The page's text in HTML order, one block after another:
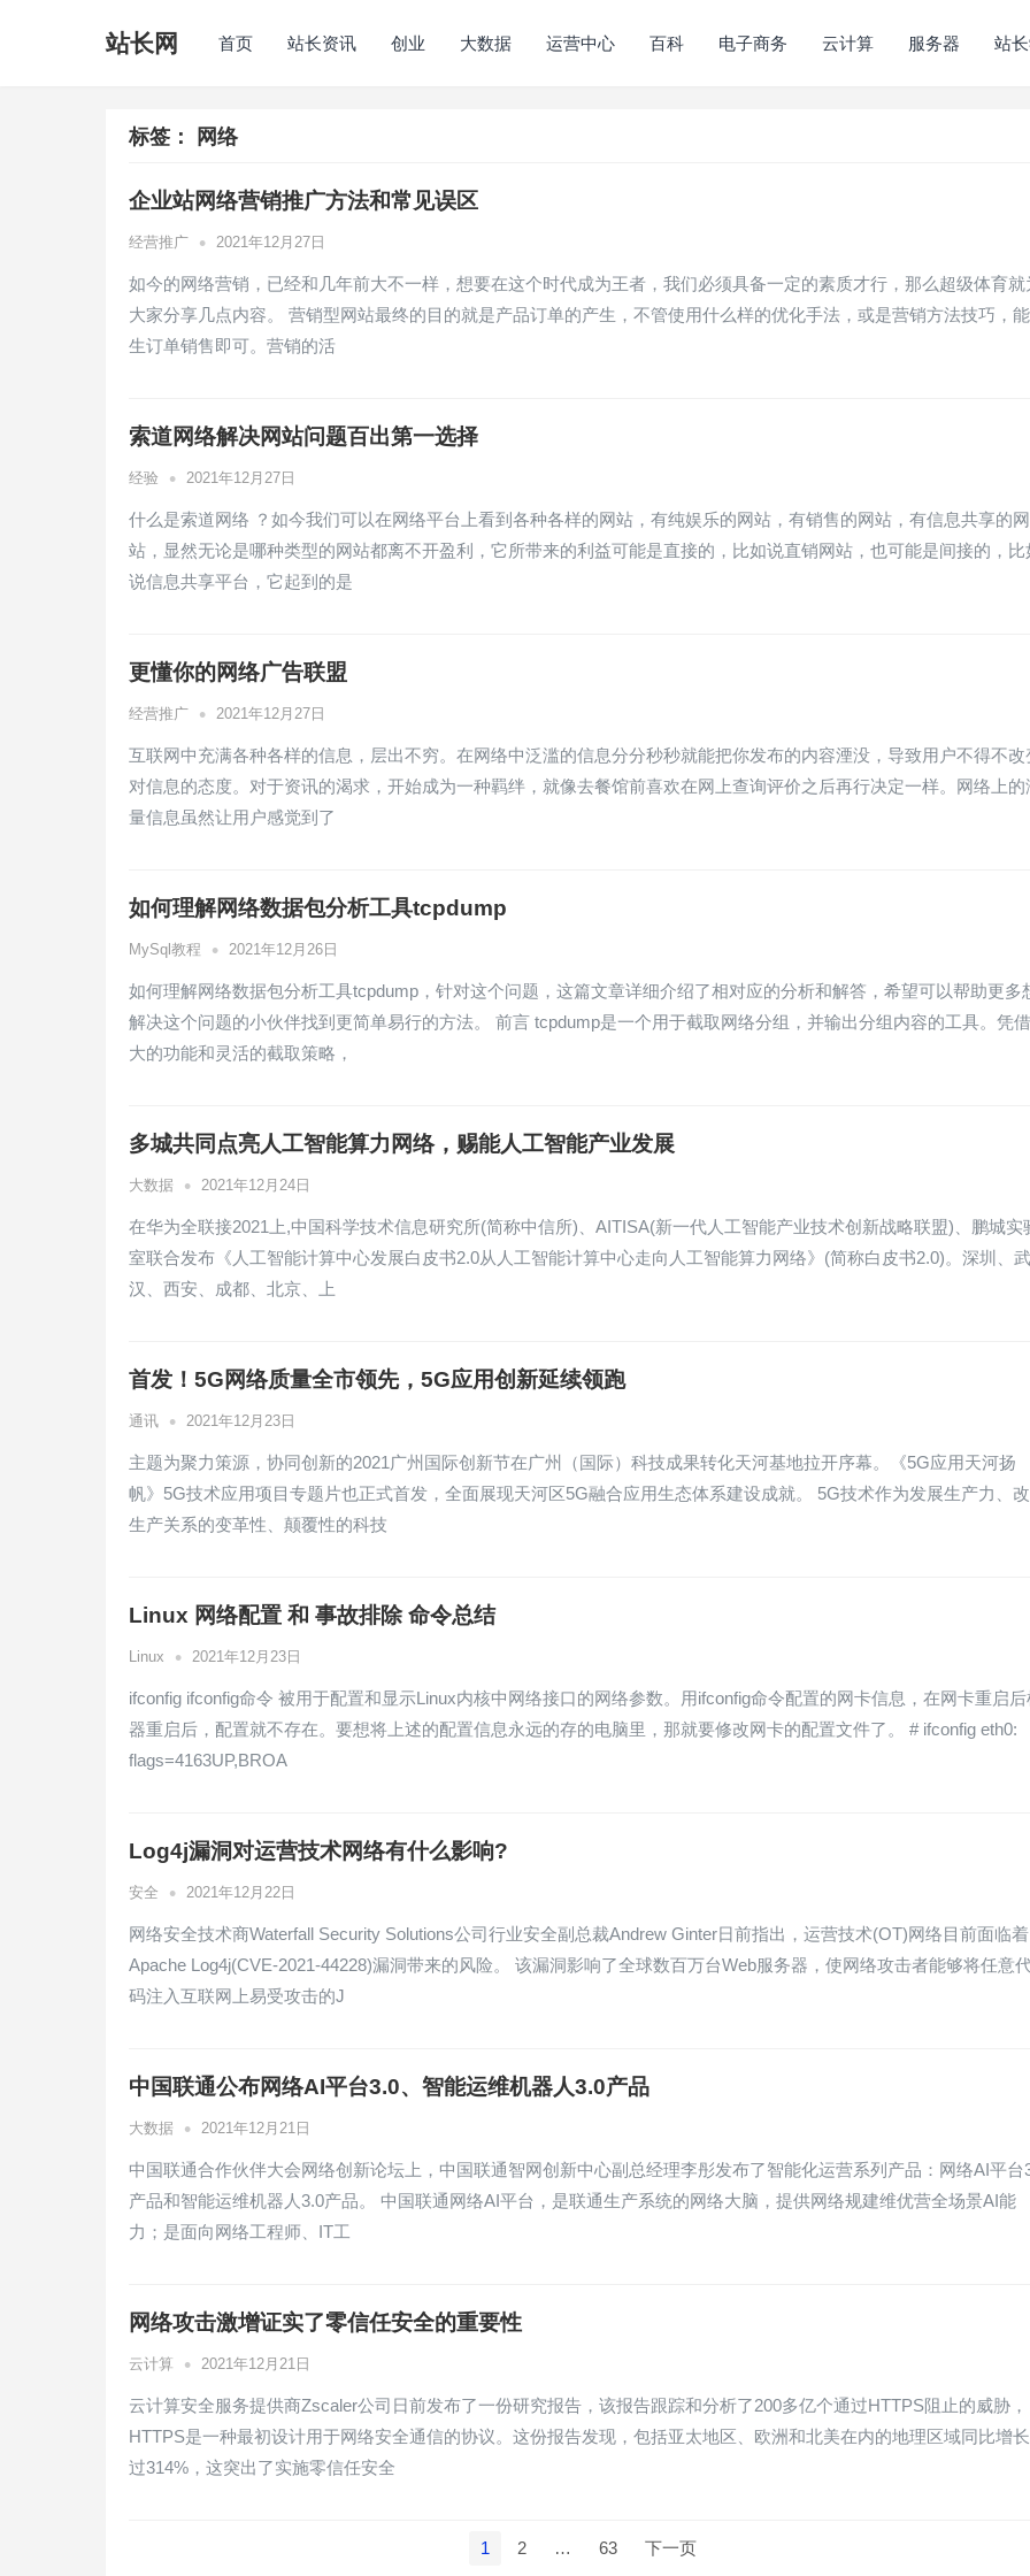
站长网 首页 站长资讯 创业 大数据 运营中心 百科 电子商务 云计算 服务器 站
标签： 网络
企业站网络营销推广方法和常见误区
经营推广 • 2021年12月27日
如今的网络营销，已经和几年前大不一样，想要在这个时代成为王者，我们必须具备一定的素质才行，那么超级体育就
大家分享几点内容。 营销型网站最终的目的就是产品订单的产生，不管使用什么样的优化手法，或是营销方法技巧，
生订单销售即可。营销的活
索道网络解决网站问题百出第一选择
经验 • 2021年12月27日
什么是索道网络 ？如今我们可以在网络平台上看到各种各样的网站，有纯娱乐的网站，有销售的网站，有信息共享的网
站，显然无论是哪种类型的网站都离不开盈利，它所带来的利益可能是直接的，比如说直销网站，也可能是间接的，比
说信息共享平台，它起到的是
更懂你的网络广告联盟
经营推广 • 2021年12月27日
互联网中充满各种各样的信息，层出不穷。在网络中泛滥的信息分分秒秒就能把你发布的内容湮没，导致用户不得不改
对信息的态度。对于资讯的渴求，开始成为一种羁绊，就像去餐馆前喜欢在网上查询评价之后再行决定一样。网络上的
量信息虽然让用户感觉到了
如何理解网络数据包分析工具tcpdump
MySql教程 • 2021年12月26日
如何理解网络数据包分析工具tcpdump，针对这个问题，这篇文章详细介绍了相对应的分析和解答，希望可以帮助更多
解决这个问题的小伙伴找到更简单易行的方法。 前言 tcpdump是一个用于截取网络分组，并输出分组内容的工具。凭
大的功能和灵活的截取策略，
多城共同点亮人工智能算力网络，赐能人工智能产业发展
大数据 • 2021年12月24日
在华为全联接2021上,中国科学技术信息研究所(简称中信所)、AITISA(新一代人工智能产业技术创新战略联盟)、鹏城实
室联合发布《人工智能计算中心发展白皮书2.0从人工智能计算中心走向人工智能算力网络》(简称白皮书2.0)。深圳、武
汉、西安、成都、北京、上
首发！5G网络质量全市领先，5G应用创新延续领跑
通讯 • 2021年12月23日
主题为聚力策源，协同创新的2021广州国际创新节在广州（国际）科技成果转化天河基地拉开序幕。《5G应用天河扬
帆》5G技术应用项目专题片也正式首发，全面展现天河区5G融合应用生态体系建设成就。 5G技术作为发展生产力、
生产关系的变革性、颠覆性的科技
Linux 网络配置 和 事故排除 命令总结
Linux • 2021年12月23日
ifconfig ifconfig命令 被用于配置和显示Linux内核中网络接口的网络参数。用ifconfig命令配置的网卡信息，在网卡重启后
器重启后，配置就不存在。要想将上述的配置信息永远的存的电脑里，那就要修改网卡的配置文件了。 # ifconfig eth0:
flags=4163UP,BROA
Log4j漏洞对运营技术网络有什么影响?
安全 • 2021年12月22日
网络安全技术商Waterfall Security Solutions公司行业安全副总裁Andrew Ginter日前指出，运营技术(OT)网络目前面临着
Apache Log4j(CVE-2021-44228)漏洞带来的风险。 该漏洞影响了全球数百万台Web服务器，使网络攻击者能够将任意
码注入互联网上易受攻击的J
中国联通公布网络AI平台3.0、智能运维机器人3.0产品
大数据 • 2021年12月21日
中国联通合作伙伴大会网络创新论坛上，中国联通智网创新中心副总经理李彤发布了智能化运营系列产品：网络AI平台
产品和智能运维机器人3.0产品。 中国联通网络AI平台，是联通生产系统的网络大脑，提供网络规建维优营全场景AI能
力；是面向网络工程师、IT工
网络攻击激增证实了零信任安全的重要性
云计算 • 2021年12月21日
云计算安全服务提供商Zscaler公司日前发布了一份研究报告，该报告跟踪和分析了200多亿个通过HTTPS阻止的威胁，
HTTPS是一种最初设计用于网络安全通信的协议。这份报告发现，包括亚太地区、欧洲和北美在内的地理区域同比增
过314%，这突出了实施零信任安全
1 2 … 63 下一页